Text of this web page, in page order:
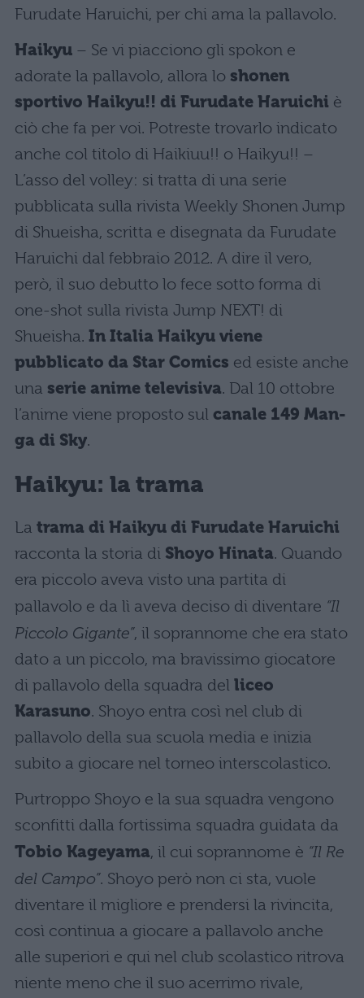
Furudate Haruichi, per chi ama la pallavolo.
Haikyu – Se vi piacciono gli spokon e
adorate la pallavolo, allora lo shonen
sportivo Haikyu!! di Furudate Haruichi è
ciò che fa per voi. Potreste trovarlo indicato
anche col titolo di Haikiuu!! o Haikyu!! –
L’asso del volley: si tratta di una serie
pubblicata sulla rivista Weekly Shonen Jump
di Shueisha, scritta e disegnata da Furudate
Haruichi dal febbraio 2012. A dire il vero,
però, il suo debutto lo fece sotto forma di
one-shot sulla rivista Jump NEXT! di
Shueisha. In Italia Haikyu viene
pubblicato da Star Comics ed esiste anche
una serie anime televisiva. Dal 10 ottobre
l’anime viene proposto sul canale 149 Man-
ga di Sky.
Haikyu: la trama
La trama di Haikyu di Furudate Haruichi
racconta la storia di Shoyo Hinata. Quando
era piccolo aveva visto una partita di
pallavolo e da lì aveva deciso di diventare “Il
Piccolo Gigante”, il soprannome che era stato
dato a un piccolo, ma bravissimo giocatore
di pallavolo della squadra del liceo
Karasuno. Shoyo entra così nel club di
pallavolo della sua scuola media e inizia
subito a giocare nel torneo interscolastico.
Purtroppo Shoyo e la sua squadra vengono
sconfitti dalla fortissima squadra guidata da
Tobio Kageyama, il cui soprannome è “Il Re
del Campo”. Shoyo però non ci sta, vuole
diventare il migliore e prendersi la rivincita,
così continua a giocare a pallavolo anche
alle superiori e qui nel club scolastico ritrova
niente meno che il suo acerrimo rivale,